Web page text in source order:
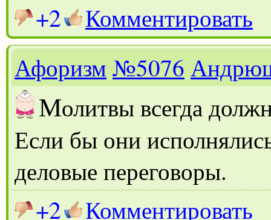
+2
Комментировать
Афоризм №5076
Молитвы всегда
Если бы они
деловые переговоры.
+2 Комментировать